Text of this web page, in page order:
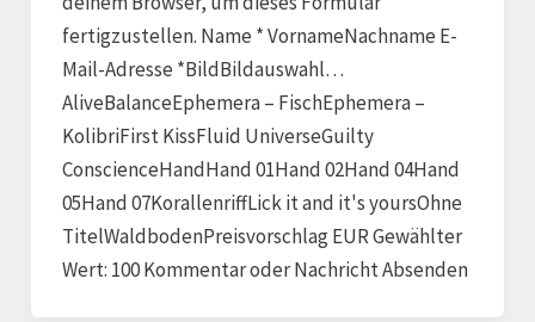
fertigzustellen. Name * VornameNachname E-
Mail-Adresse *BildBildauswahl…
AliveBalanceEphemera – FischEphemera –
KolibriFirst KissFluid UniverseGuilty
ConscienceHandHand 01Hand 02Hand 04Hand
05Hand 07KorallenriffLick it and it's yoursOhne
TitelWaldbodenPreisvorschlag EUR Gewählter
Wert: 100 Kommentar oder Nachricht Absenden